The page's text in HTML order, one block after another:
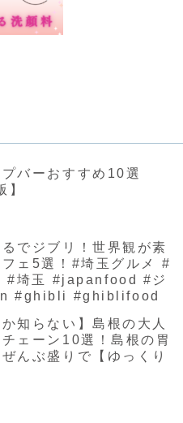
バーおすすめ10選
】
るでジブリ！世界観が素
ェ5選！#埼玉グルメ #
#埼玉 #japanfood #ジ
#ghibli #ghiblifood
か知らない】島根の大人
ェーン10選！島根の胃
んぶ盛りで【ゆっくり